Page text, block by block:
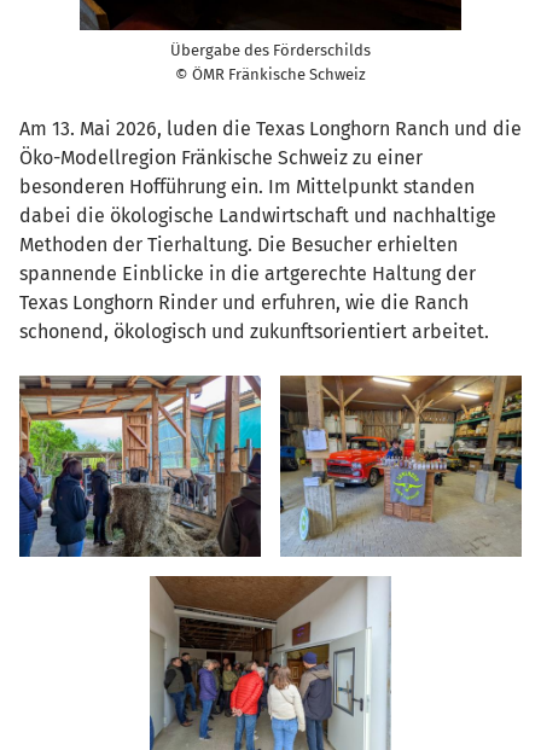
Übergabe des Förderschilds
© ÖMR Fränkische Schweiz
Am 13. Mai 2026, luden die Texas Longhorn Ranch und die
Öko-Modellregion Fränkische Schweiz zu einer
besonderen Hofführung ein. Im Mittelpunkt standen
dabei die ökologische Landwirtschaft und nachhaltige
Methoden der Tierhaltung. Die Besucher erhielten
spannende Einblicke in die artgerechte Haltung der
Texas Longhorn Rinder und erfuhren, wie die Ranch
schonend, ökologisch und zukunftsorientiert arbeitet.